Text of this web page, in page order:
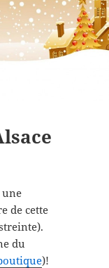
une
de cette
du
)!